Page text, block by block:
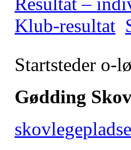
Klub-resultat
Startsteder o-
Gødding